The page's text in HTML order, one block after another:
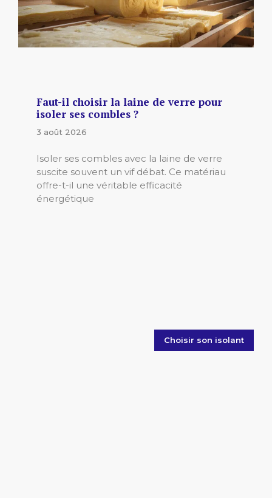
Faut-il choisir la laine de verre pour
isoler ses combles ?
3 août 2026
Isoler ses combles avec la laine de verre
suscite souvent un vif débat. Ce matériau
offre-t-il une véritable efficacité
énergétique
Choisir son isolant